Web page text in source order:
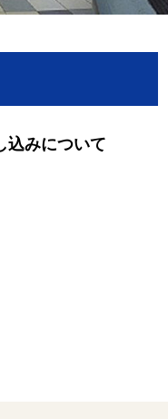
込みについて